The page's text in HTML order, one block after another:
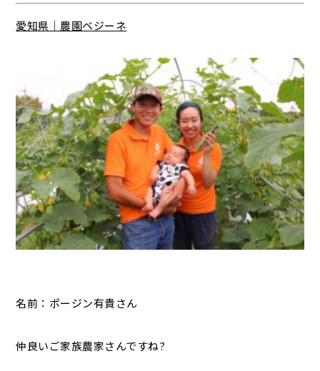
愛知県｜農園ベジーネ
名前：ポージン有貴さん
仲良いご家族農家さんですね?